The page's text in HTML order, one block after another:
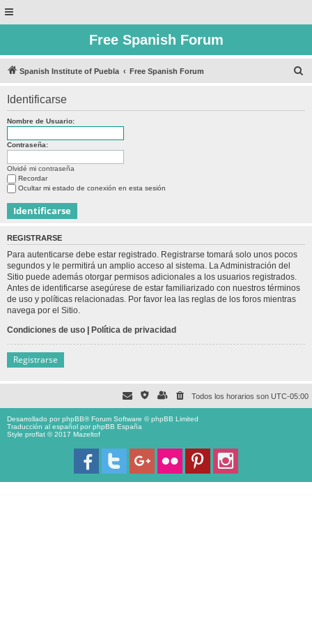
Free Spanish Forum
Spanish Institute of Puebla Free Spanish Forum
Identificarse
Nombre de Usuario:
Contraseña:
Olvidé mi contraseña
Recordar
Ocultar mi estado de conexión en esta sesión
REGISTRARSE
Para autenticarse debe estar registrado. Registrarse tomará solo unos pocos
segundos y le permitirá un amplio acceso al sistema. La Administración del
Sitio puede además otorgar permisos adicionales a los usuarios registrados.
Antes de identificarse asegúrese de estar familiarizado con nuestros términos
de uso y políticas relacionadas. Por favor lea las reglas de los foros mientras
navega por el Sitio.
Condiciones de uso | Política de privacidad
Registrarse
Todos los horarios son UTC-05:00
Desarrollado porphpBB® Forum Software © phpBB Limited
Traducción al español porphpBB España
Style proflat © 2017 Mazeltof